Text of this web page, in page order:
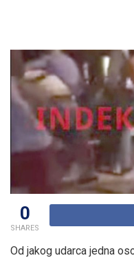
0
SHARES
Od jakog udarca jedna